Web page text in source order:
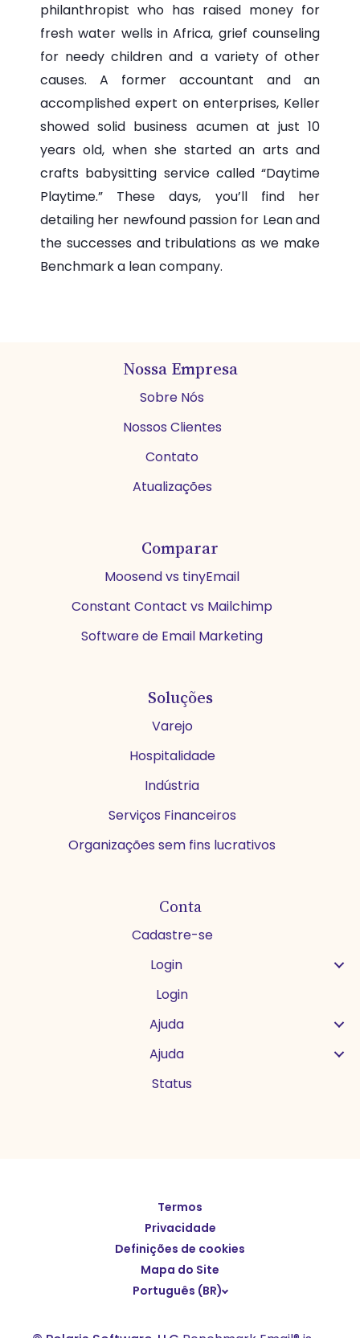
philanthropist who has raised money for
fresh water wells in Africa, grief counseling
for needy children and a variety of other
causes. A former accountant and an
accomplished expert on enterprises, Keller
showed solid business acumen at just 10
years old, when she started an arts and
crafts babysitting service called “Daytime
Playtime.” These days, you’ll find her
detailing her newfound passion for Lean and
the successes and tribulations as we make
Benchmark a lean company.
Nossa Empresa
Sobre Nós
Nossos Clientes
Contato
Atualizações
Comparar
Moosend vs tinyEmail
Constant Contact vs Mailchimp
Software de Email Marketing
Soluções
Varejo
Hospitalidade
Indústria
Serviços Financeiros
Organizações sem fins lucrativos
Conta
Cadastre-se
Login
Login
Ajuda
Ajuda
Status
Termos
Privacidade
Definições de cookies
Mapa do Site
Português (BR)
English
Español
Deutsch
繁體中文